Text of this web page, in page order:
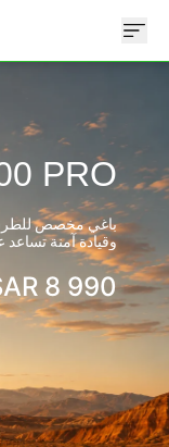
PRO
باغي مخصص للطرق
وقيادة آمنة تساعد
8 990